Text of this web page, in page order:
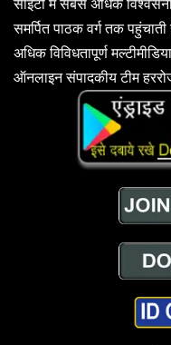
साइटों में सबसे अधिक
समर्पित पाठक वर्ग तक
अधिक विविधतापूर्ण
ऑनलाइन संपादकीय टीम